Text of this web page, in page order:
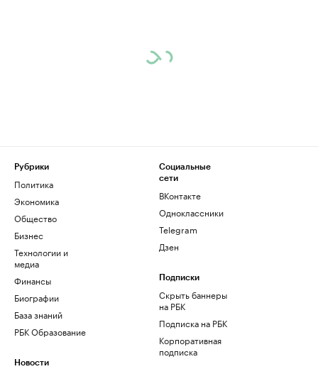
Рубрики
Политика
Экономика
Общество
Бизнес
Технологии и
медиа
Финансы
Биографии
База знаний
РБК Образование
Новости
Социальные
сети
ВКонтакте
Одноклассники
Telegram
Дзен
Подписки
Скрыть баннеры
на РБК
Подписка на РБК
Корпоративная
подписка